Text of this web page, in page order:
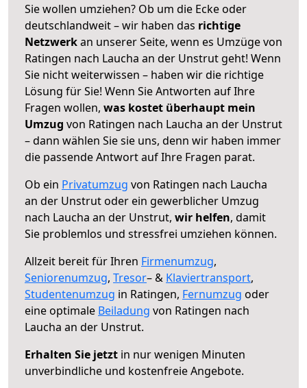
Sie wollen umziehen? Ob um die Ecke oder
deutschlandweit – wir haben das richtige
Netzwerkan unserer Seite, wenn es Umzüge von
Ratingen nach Laucha an der Unstrut geht! Wenn
Sie nicht weiterwissen – haben wir die richtige
Lösung für Sie! Wenn Sie Antworten auf Ihre
Fragen wollen, was kostet überhaupt mein
Umzug von Ratingen nach Laucha an der Unstrut
– dann wählen Sie sie uns, denn wir haben immer
die passende Antwort auf Ihre Fragen parat.
Ob ein Privatumzug von Ratingen nach Laucha
an der Unstrut oder ein gewerblicher Umzug
nach Laucha an der Unstrut, wir helfen, damit
Sie problemlos und stressfrei umziehen können.
Allzeit bereit für Ihren Firmenumzug,
Seniorenumzug, Tresor– & Klaviertransport,
Studentenumzug in Ratingen, Fernumzug oder
eine optimale Beiladung von Ratingen nach
Laucha an der Unstrut.
Erhalten Sie jetzt in nur wenigen Minuten
unverbindliche und kostenfreie Angebote.